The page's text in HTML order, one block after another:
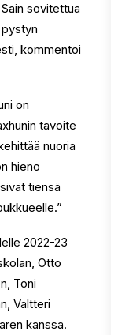
sovitettua
kommentoi
on
tavoite
nuoria
hieno
tiensä
2022-23
Otto
Toni
Valtteri
kanssa.